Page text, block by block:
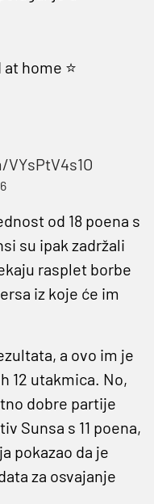
home ⭐️
od 18 poena s
su ipak zadržali
rasplet borbe
iz koje će im
a ovo im je
12 utakmica. No,
dobre partije
Sunsa s 11 poena,
pokazao da je
za osvajanje